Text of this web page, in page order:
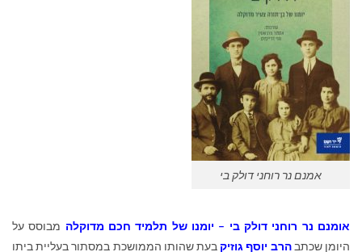
אמנם נר רוחני דולק בי
אומנם נר רוחני דולק בי – יומנו של תלמיד חכם מדוקלה מבוסס על
היומן שכתבהרב יוסף גוזיקבעת שהותו הממושכת במסתור בעליית ביתו